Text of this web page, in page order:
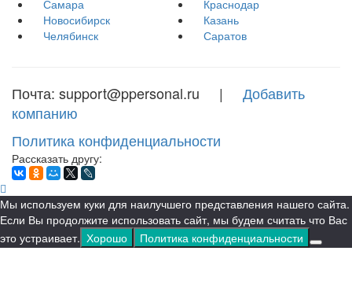
Самара
Краснодар
Новосибирск
Казань
Челябинск
Саратов
Почта: support@ppersonal.ru | Добавить
компанию
Политика конфиденциальности
Рассказать другу:
Мы используем куки для наилучшего представления нашего сайта.
Если Вы продолжите использовать сайт, мы будем считать что Вас
это устраивает. Хорошо Политика конфиденциальности